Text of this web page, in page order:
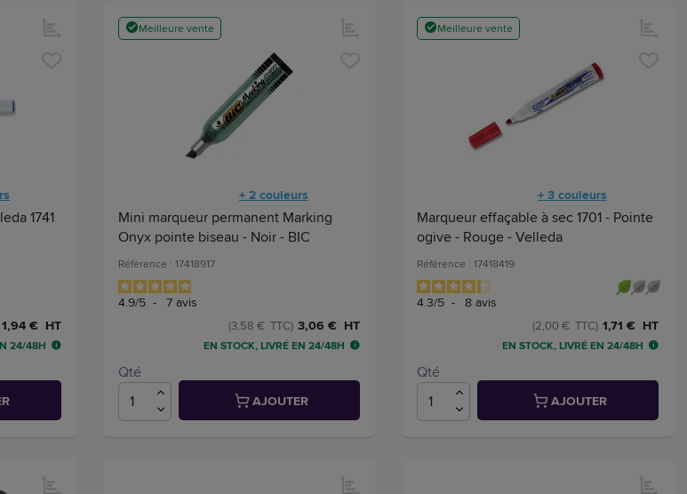
1741
1,94 € HT
24/48H
Meilleure vente
+ 2 couleurs
Mini marqueur permanent Marking
Onyx pointe biseau - Noir - BIC
Référence : 17418917
4.9/5 - 7 avis
3,06 € HT
(3,58 € TTC)
EN STOCK, LIVRÉ EN 24/48H
Qté
AJOUTER
Meilleure vente
+ 3 couleurs
Marqueur effaçable à sec 1701 - Pointe
ogive - Rouge - Velleda
Référence : 17418419
4.3/5 - 8 avis
1,71 € HT
(2,00 € TTC)
EN STOCK, LIVRÉ EN 24/48H
Qté
AJOUTER